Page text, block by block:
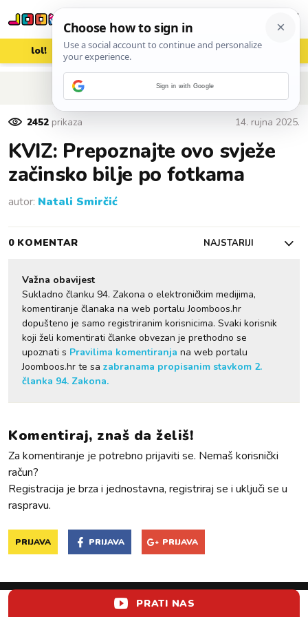
lol! aww vrh! woot?!
POVRATAK NA ČLANAK
2452 prikaza 14. rujna 2025.
KVIZ: Prepoznajte ovo svježe
začinsko bilje po fotkama
autor: Natali Smirčić
0 KOMENTAR NAJSTARIJI
Važna obavijest
Sukladno članku 94. Zakona o elektroničkim medijima,
komentiranje članaka na web portalu Joomboos.hr
dopušteno je samo registriranim korisnicima. Svaki korisnik
koji želi komentirati članke obvezan je prethodno se
upoznati s Pravilima komentiranja na web portalu
Joomboos.hr te sa zabranama propisanim stavkom 2.
članka 94. Zakona.
Komentiraj, znaš da želiš!
Za komentiranje je potrebno prijaviti se. Nemaš korisnički
račun?
Registracija je brza i jednostavna, registriraj se i uključi se u
raspravu.
PRIJAVA PRIJAVA PRIJAVA
PRATI NAS
Sign in with Google